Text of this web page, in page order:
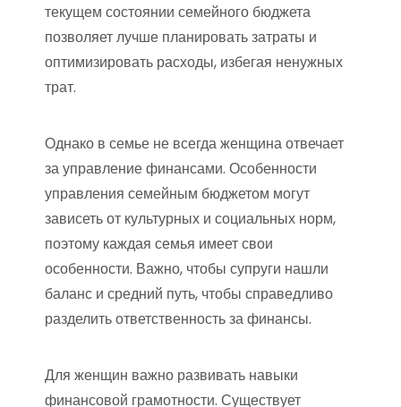
текущем состоянии семейного бюджета
позволяет лучше планировать затраты и
оптимизировать расходы, избегая ненужных
трат.
Однако в семье не всегда женщина отвечает
за управление финансами. Особенности
управления семейным бюджетом могут
зависеть от культурных и социальных норм,
поэтому каждая семья имеет свои
особенности. Важно, чтобы супруги нашли
баланс и средний путь, чтобы справедливо
разделить ответственность за финансы.
Для женщин важно развивать навыки
финансовой грамотности. Существует